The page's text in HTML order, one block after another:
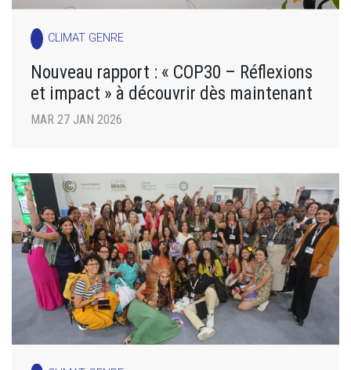
CLIMAT GENRE
Nouveau rapport : « COP30 – Réflexions
et impact » à découvrir dès maintenant
MAR 27 JAN 2026